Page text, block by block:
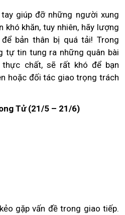
giúp đỡ những người xung
khăn, tuy nhiên, hãy lượng
bản thân bị quá tải! Trong
tự tin tung ra những quân bài
chất, sẽ rất khó để bạn
hoặc đối tác giao trọng trách
Tử (21/5 – 21/6)
gặp vấn đề trong giao tiếp.